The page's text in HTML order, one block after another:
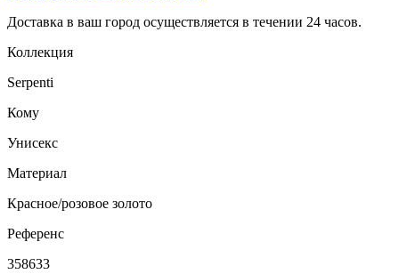
Доставка в ваш город осуществляется в течении 24 часов.
Коллекция
Serpenti
Кому
Унисекс
Материал
Красное/розовое золото
Референс
358633